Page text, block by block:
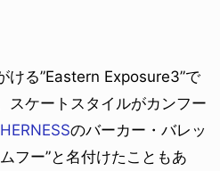
ける”Eastern Exposure3”で
スケートスタイルがカンフー
のバーカー・バレッ
フー”と名付けたこともあ